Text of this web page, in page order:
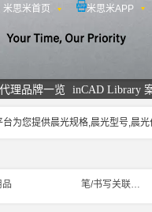
米思米首页 米思米APP
代理品牌一览 inCAD Library
为您提供晨光规格,晨光型号,晨
品 笔/书写关联用品